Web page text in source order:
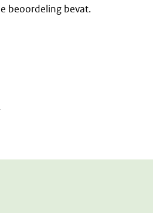
beoordeling bevat.